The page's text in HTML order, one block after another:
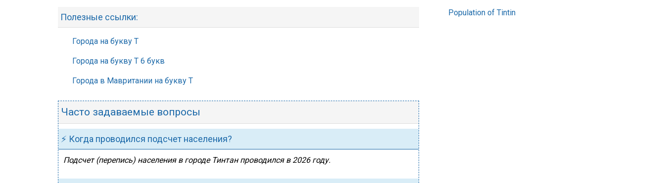
Полезные ссылки:
Города на букву Т
Города на букву Т 6 букв
Города в Мавритании на букву Т
Часто задаваемые вопросы
⚡ Когда проводился подсчет населения?
Подсчет (перепись) населения в городе Тинтан проводился в 2026 году.
Population of Tintin